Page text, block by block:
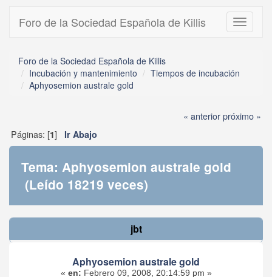
Toggle
Foro de la Sociedad Española de Killis
Foro de la Sociedad Española de Killis
Incubación y mantenimiento
Tiempos de incubación
Aphyosemion australe gold
« anteriorpróximo »
Páginas: [1] Ir Abajo
Tema: Aphyosemion australe gold
(Leído 18219 veces)
jbt
Aphyosemion australe gold
« en: Febrero 09, 2008, 20:14:59 pm »